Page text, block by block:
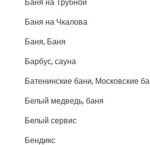
Баня на Чкалова
Баня, Баня
Барбус, сауна
Батенинские бани, Московские
Белый медведь, баня
Белый сервис
Бендикс